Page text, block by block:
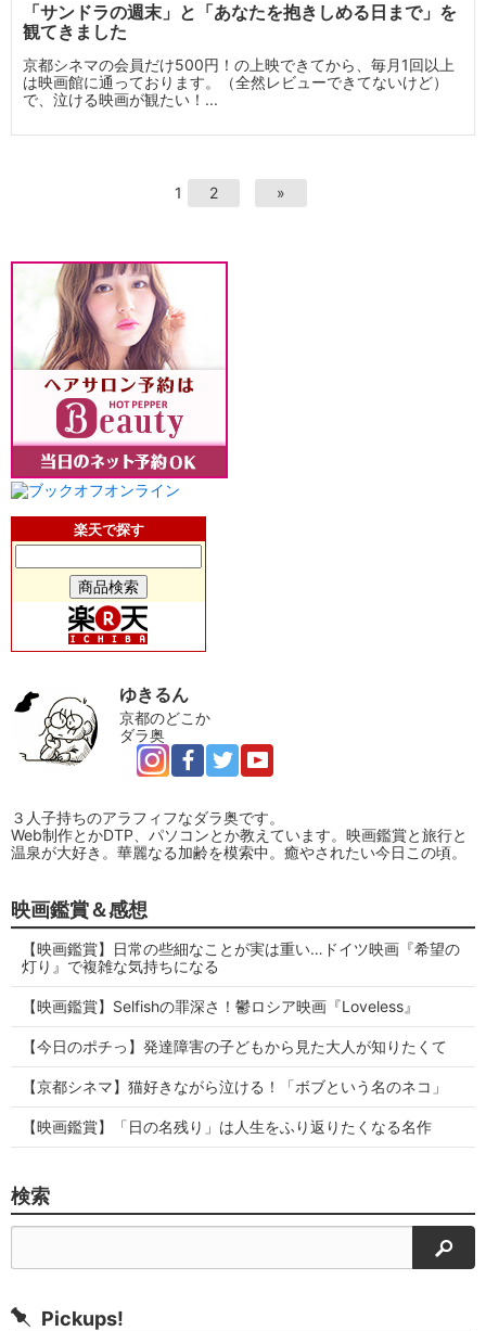
「サンドラの週末」と「あなたを抱きしめる日まで」を
観てきました
京都シネマの会員だけ500円！の上映できてから、毎月1回以上
は映画館に通っております。（全然レビューできてないけど）
で、泣ける映画が観たい！...
1 2 »
楽天で探す
ゆきるん
京都のどこか
ダラ奥
３人子持ちのアラフィフなダラ奥です。
Web制作とかDTP、パソコンとか教えています。映画鑑賞と旅行と
温泉が大好き。華麗なる加齢を模索中。癒やされたい今日この頃。
映画鑑賞＆感想
【映画鑑賞】日常の些細なことが実は重い…ドイツ映画『希望の
灯り』で複雑な気持ちになる
【映画鑑賞】Selfishの罪深さ！鬱ロシア映画『Loveless』
【今日のポチっ】発達障害の子どもから見た大人が知りたくて
【京都シネマ】猫好きながら泣ける！「ボブという名のネコ」
【映画鑑賞】「日の名残り」は人生をふり返りたくなる名作
検索
検索
Pickups!